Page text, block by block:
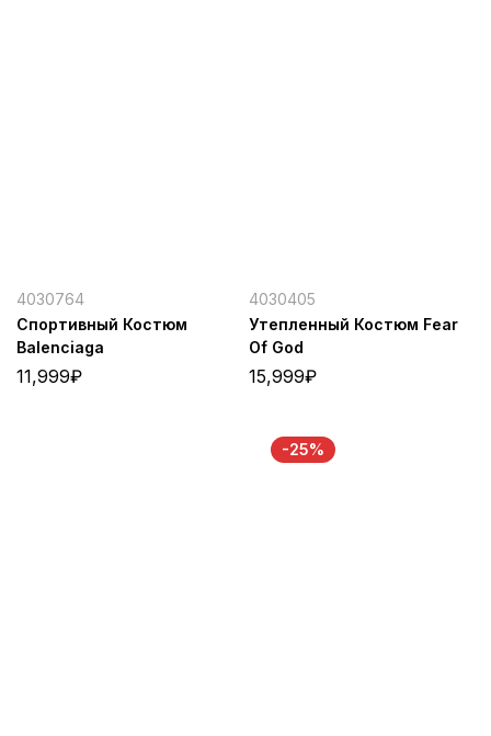
4030764
Спортивный Костюм
Balenciaga
11,999₽
4030405
Утепленный Костюм Fear
Of God
15,999₽
-25%